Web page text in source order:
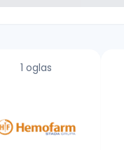
dž)
1 oglas